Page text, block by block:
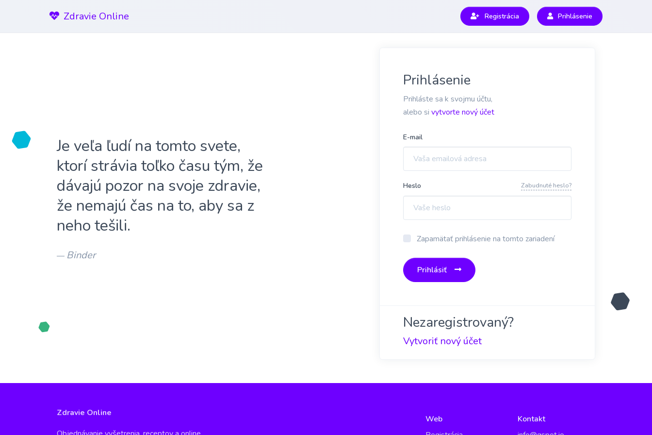
Zdravie Online Registrácia Prihlásenie
Prihlásenie
Prihláste sa k svojmu účtu,
alebo si vytvorte nový účet
E-mail
Heslo Zabudnuté heslo?
Zapamätať prihlásenie na tomto zariadení
Prihlásiť
Nezaregistrovaný?
Vytvoriť nový účet
Je veľa ľudí na tomto svete,
ktorí strávia toľko času tým, že
dávajú pozor na svoje zdravie,
že nemajú čas na to, aby sa z
neho tešili.
— Binder
Zdravie Online
Web
Kontakt